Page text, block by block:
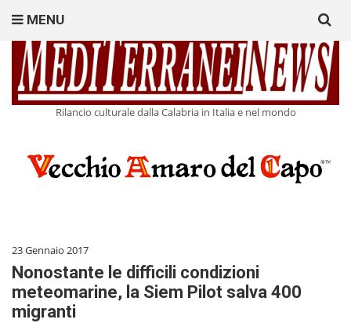
Rilancio culturale dalla Calabria in Italia e nel mondo
MENU
for:
23 Gennaio 2017
Nonostante le difficili condizioni
meteomarine, la Siem Pilot salva 400
migranti